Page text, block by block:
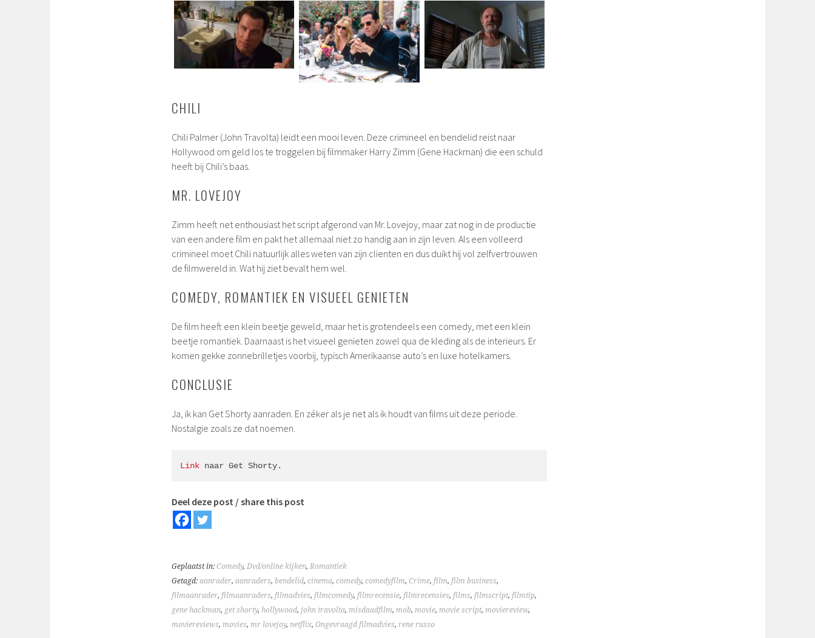
CHILI
Chili Palmer (John Travolta) leidt een mooi leven. Deze crimineel en bendelid reist naar
Hollywood om geld los te troggelen bij filmmaker Harry Zimm (Gene Hackman) die een schuld
heeft bij Chili’s baas.
MR. LOVEJOY
Zimm heeft net enthousiast het script afgerond van Mr. Lovejoy, maar zat nog in de productie
van een andere film en pakt het allemaal niet zo handig aan in zijn leven. Als een volleerd
crimineel moet Chili natuurlijk alles weten van zijn clienten en dus duikt hij vol zelfvertrouwen
de filmwereld in. Wat hij ziet bevalt hem wel.
COMEDY, ROMANTIEK EN VISUEEL GENIETEN
De film heeft een klein beetje geweld, maar het is grotendeels een comedy, met een klein
beetje romantiek. Daarnaast is het visueel genieten zowel qua de kleding als de interieurs. Er
komen gekke zonnebrilletjes voorbij, typisch Amerikaanse auto’s en luxe hotelkamers.
CONCLUSIE
Ja, ik kan Get Shorty aanraden. En zéker als je net als ik houdt van films uit deze periode.
Nostalgie zoals ze dat noemen.
Link naar Get Shorty.
Deel deze post / share this post
Geplaatst in: Comedy, Dvd/online kijken,Romantiek
Getagd: aanrader, aanraders, bendelid, cinema, comedy, comedyfilm, Crime, film, film business,
filmaanrader, filmaanraders, filmadvies, filmcomedy, filmrecensie, filmrecensies, films, filmscript, filmtip,
gene hackman, get shorty, hollywood, john travolta, misdaadfilm, mob, movie, movie script, moviereview,
moviereviews, movies, mr lovejoy, netflix, Ongevraagd filmadvies, rene russo